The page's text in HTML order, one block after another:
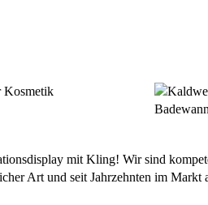
mit Kling! Wir sind
Art und seit Jahrzehnten im Markt